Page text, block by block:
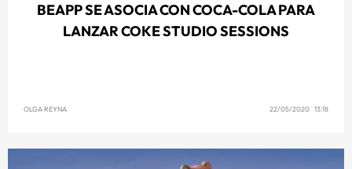
BEAPP SE ASOCIA CON COCA-COLA PARA
LANZAR COKE STUDIO SESSIONS
OLGA REYNA 22/05/2020 13:18